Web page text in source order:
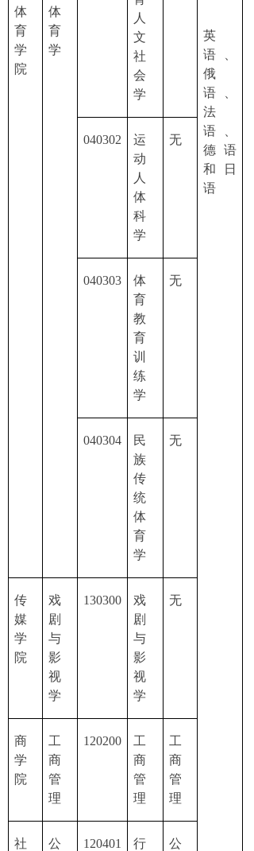
英
语、
俄
语、
法
语、
德语
和日
语
体
育
学
院
体
育
学
人
文
社
会
学
040302
运
动
人
体
科
学
无
040303
体
育
教
育
训
练
学
无
040304
民
族
传
统
体
育
学
无
传
媒
学
院
戏
剧
与
影
视
学
130300
戏
剧
与
影
视
学
无
商
学
院
工
商
管
理
120200
工
商
管
理
工
商
管
理
社
公
120401
行
公